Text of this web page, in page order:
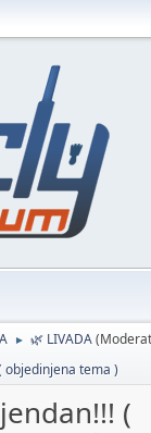
► 🌿 LIVADA
objedinjena tema )
(